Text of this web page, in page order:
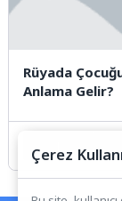
Rüyada
Anlama Gelir?
Çerez